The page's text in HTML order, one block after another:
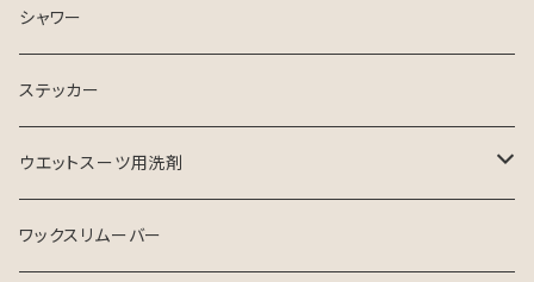
シャワー
ステッカー
ウエットスーツ用洗剤
シャンプー
ワックスリムーバー